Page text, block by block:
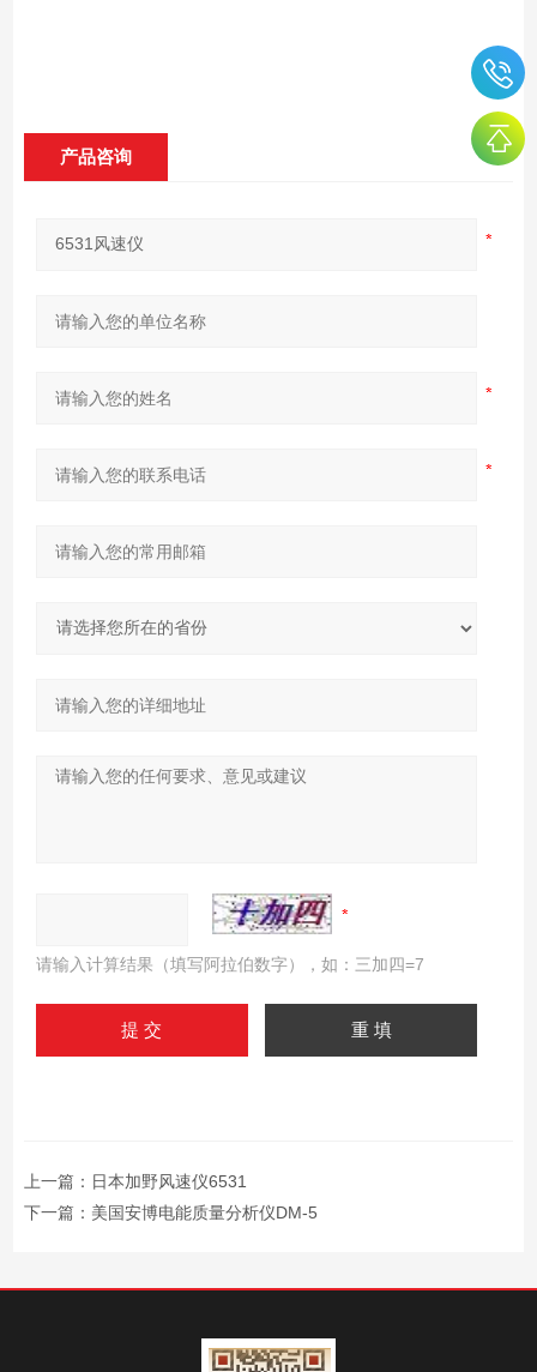
产品咨询
请输入计算结果（填写阿拉伯数字），如：三加四=7
上一篇： 日本加野风速仪6531
下一篇： 美国安博电能质量分析仪DM-5